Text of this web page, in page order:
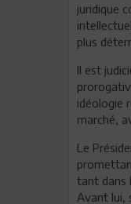
juridique
plus
Il est
idéologie
marché,
Le
tant dans
Avant lui,